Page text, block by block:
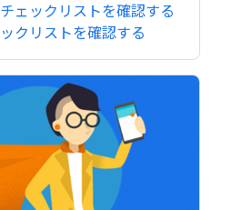
ェックリストを確認する
クリストを確認する